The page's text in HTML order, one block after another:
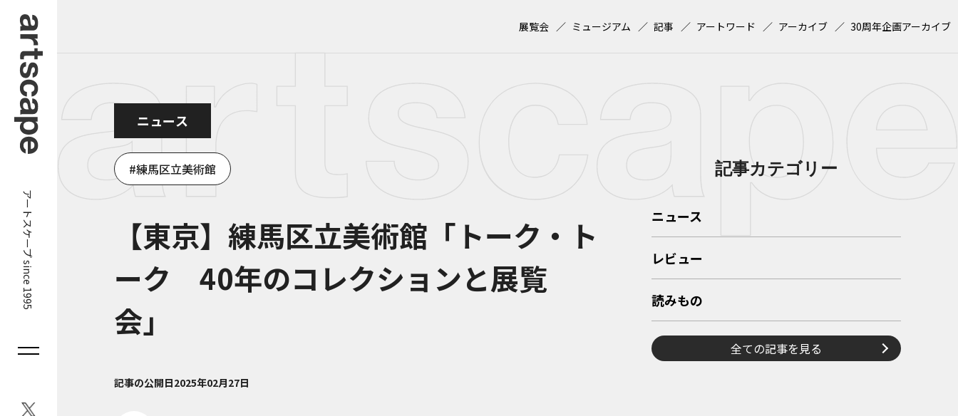
アートスケープ since 1995
展覧会 ミュージアム 記事 アートワード アーカイブ 30周年企画アーカイブ
ニュース
練馬区立美術館
【東京】練馬区立美術館「トーク・ト
ーク 40年のコレクションと展覧
会」
記事の公開日2025年02月27日
記事カテゴリー
ニュース
レビュー
読みもの
全ての記事を見る